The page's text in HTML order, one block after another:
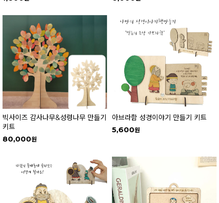
빅사이즈 감사나무&성령나무 만들기
키트
80,000
아브라함 성경이야기 만들기 키트
5,600